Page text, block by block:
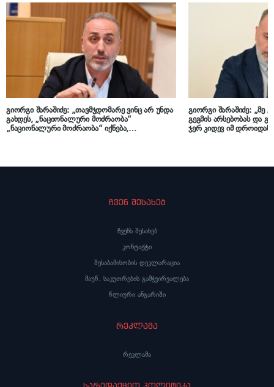
გიორგი შარაშიძე: „თავმჯდომარე ვინც არ უნდა
გახდეს, „ნაციონალური მოძრაობა“
„ნაციონალური მოძრაობა“ იქნება,
გიორგი შარაშიძე: „მე
გეგმის არსებობას და
ჯერ კიდევ იმ
გამოყენებაც“
ჩვენ შესახებ
ჩვენს შესახებ
კონტაქტი
შესაბამისობის დეკლარაცია
მაუწ. საკუთრების გამჭვირვალება
წლიური ანგარიში
რეკლამა
რეკლამა